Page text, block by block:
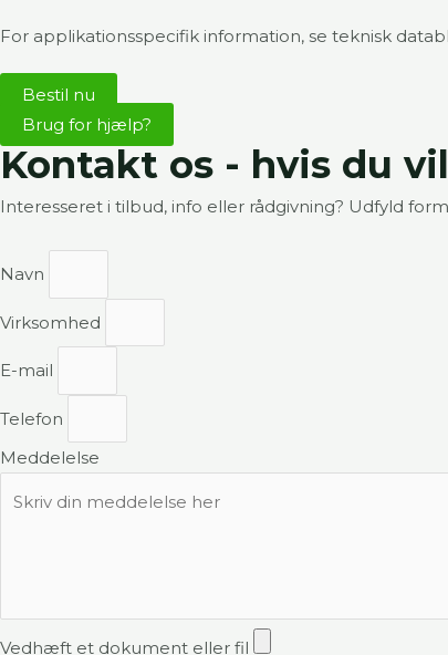
For applikationsspecifik information, se teknisk
Bestil nu
Brug for hjælp?
Kontakt os - hvis du
Interesseret i tilbud, info eller rådgivning? Udfyld
Navn
Virksomhed
E-mail
Telefon
Meddelelse
Vedhæft et dokument eller fil